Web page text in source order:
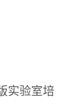
实验室培